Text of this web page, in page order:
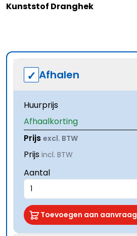
Kunststof Dranghek
Afhalen
Huurprijs
Afhaalkorting
Prijs excl. BTW
Prijs incl. BTW
Aantal
Toevoegen aan aanvraag